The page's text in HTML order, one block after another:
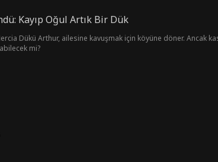
Kayıp Oğul Artık Bir Dük
Dükü Arthur, ailesine kavuşmak için köyüne döner. Ancak
mi?